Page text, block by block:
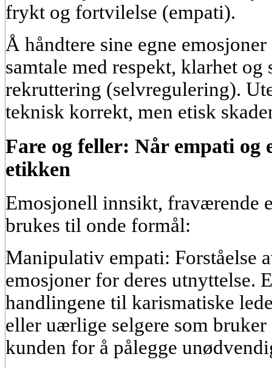
frykt og fortvilelse (empati).
Å håndtere sine egne
samtale med respekt, klarhet
rekruttering (selvregulering).
teknisk korrekt, men etisk
Fare og feller: Når empati og
etikken
Emosjonell innsikt, fraværende
brukes til onde formål:
Manipulativ empati: Forståelse
emosjoner for deres utnyttelse.
handlingene til karismatiske
eller uærlige selgere som
kunden for å pålegge